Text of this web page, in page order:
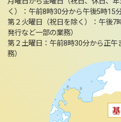
く）：午前8時30分から午後5時15
第２火曜日（祝日を除く）：午後7
発行など一部の業務）
第２土曜日：午前8時30分から正
務）